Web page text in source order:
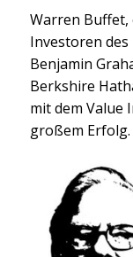
Warren
Investoren des
Benjamin
Berkshire
mit dem Value
großem Erfolg.